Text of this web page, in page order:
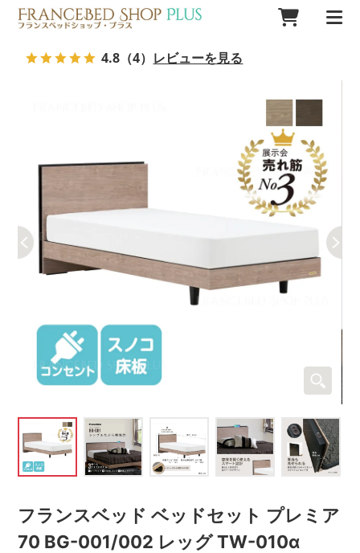
フランスベッド ベッドセット プレミア
70 BG-001/002 レッグ TW-010α
4.8 （4） レビューを見る